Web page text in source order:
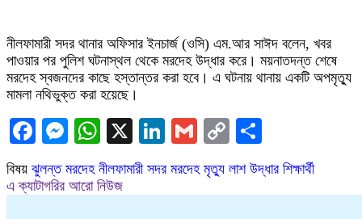
নীলফামারী সদর থানার অফিসার ইনচার্জ (ওসি) এম.আর সাঈদ বলেন, খবর
পাওয়ার পর পুলিশ ঘটনাস্থল থেকে মরদেহ উদ্ধার করে। ময়নাতদন্ত শেষে
মরদেহ স্বজনদের কাছে হস্তান্তর করা হবে। এ ঘটনায় থানায় একটি অপমৃত্যু
মামলা নথিভুক্ত করা হয়েছে।
Facebook
Messenger
WhatsApp
X LinkedIn
GmailCopy
Link
বিষয় ঝুলন্ত মরদেহ নীলফামারী সদর মরদেহ মৃত্যু লাশ উদ্ধার শিক্ষার্থী
এ ক্যাটাগরির আরো নিউজ